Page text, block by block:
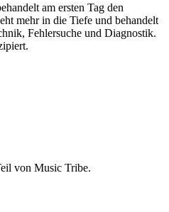
am ersten Tag den
mehr in die Tiefe und behandelt
Fehlersuche und Diagnostik.
von Music Tribe.